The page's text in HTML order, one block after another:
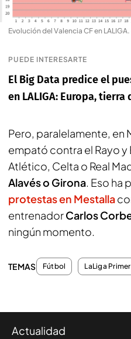
Evolución del Valencia CF en LALIGA.
PUEDE INTERESARTE
El Big Data predice el
en LALIGA: Europa,
Pero, paralelamente, en
empató contra el Rayo
Atlético, Celta o Real
Alavés o Girona. Eso ha
protestas en Mestalla
entrenadorCarlos
ningún momento.
TEMAS Fútbol LaLiga
Actualidad